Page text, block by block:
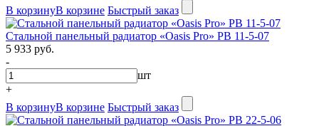
В корзинуВ корзине Быстрый заказ
Стальной панельный радиатор «Oasis Pro» PB 11-5-07
5 933 руб.
-
шт
+
В корзинуВ корзине Быстрый заказ